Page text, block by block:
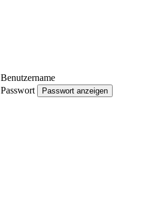
Benutzername
Passwort
Passwort anzeigen